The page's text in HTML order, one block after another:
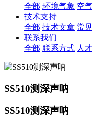
全部 环境气象 空
技术支持
全部 技术文章 常
联系我们
全部 联系方式 人
SS510测深声呐
SS510测深声呐